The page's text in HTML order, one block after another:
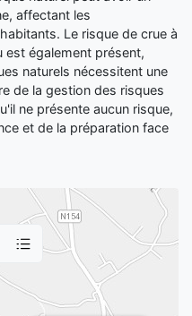
affectant les
Le risque de crue à
également présent,
naturels nécessitent une
de la gestion des risques
ne présente aucun risque,
et de la préparation face